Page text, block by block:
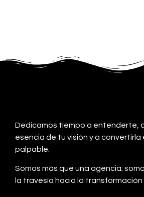
Dedicamos tiempo a entenderte,
esencia de tu visión y a convertirla
palpable.
Somos más que una agencia;
la travesía hacia la transformación